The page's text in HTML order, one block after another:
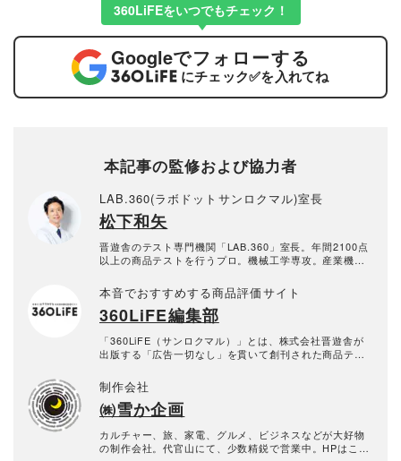
360LiFEをいつでもチェック！
Googleでフォローする
にチェック✅を入れてね
本記事の監修および協力者
LAB.360(ラボドットサンロクマル)室長
松下和矢
晋遊舎のテスト専門機関「LAB.360」室長。年間2100点
以上の商品テストを行うプロ。機械工学専攻。産業機械
を経て、民間の試験機関で多くの商品テストに従事。テ
スト方法の立案から試験デザイン、試験装置の製作、テ
スト実施まで一貫した商品テストを手がける。日用雑貨
品や家電製品が専門。テスト方法の妥当性を担保しつ
つ、誰が見ても一目で結果が分かるビジュアル性を伴う
手法を心がけている。趣味はプラモデル作り。
本音でおすすめする商品評価サイト
360LiFE編集部
「360LiFE（サンロクマル）」とは、株式会社晋遊舎が
出版する「広告一切なし」を貫いて創刊された商品テス
Beauty』などの商品テスト雑誌の公式Webサイト。2016
年10月に「the360.life」を立ち上げ、2022年に現在の
「360LiFE」へとリニューアルしました。 家電から日用
品、コスメに至るまで、多岐にわたるジャンルで本物の
商品テストを重ね“失敗しないお買い物”を全力でサポー
ト。編集長・加藤剛敏を中心に、11名以上の編集体制で
制作会社
㈱雪か企画
カルチャー、旅、家電、グルメ、ビジネスなどが大好物
の制作会社。代官山にて、少数精鋭で営業中。HPはこち